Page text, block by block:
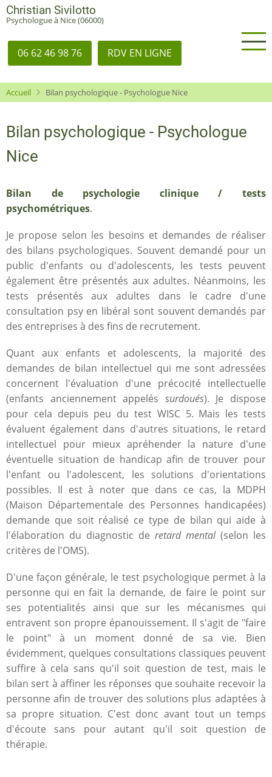
Aller
au
contenu
principal
Christian Sivilotto
Psychologue à Nice (06000)
06 62 46 98 76 RDV EN LIGNE
Accueil Bilan psychologique - Psychologue Nice
Bilan psychologique - Psychologue
Nice
Bilan de psychologie clinique / tests
psychométriques.
Je propose selon les besoins et demandes de réaliser
des bilans psychologiques. Souvent demandé pour un
public d'enfants ou d'adolescents, les tests peuvent
également être présentés aux adultes. Néanmoins, les
tests présentés aux adultes dans le cadre d'une
consultation psy en libéral sont souvent demandés par
des entreprises à des fins de recrutement.
Quant aux enfants et adolescents, la majorité des
demandes de bilan intellectuel qui me sont adressées
concernent l'évaluation d'une précocité intellectuelle
(enfants anciennement appelés surdoués). Je dispose
pour cela depuis peu du test WISC 5. Mais les tests
évaluent également dans d'autres situations, le retard
intellectuel pour mieux apréhender la nature d'une
éventuelle situation de handicap afin de trouver pour
l'enfant ou l'adolescent, les solutions d'orientations
possibles. Il est à noter que dans ce cas, la MDPH
(Maison Départementale des Personnes handicapées)
demande que soit réalisé ce type de bilan qui aide à
l'élaboration du diagnostic de retard mental (selon les
critères de l'OMS).
D'une façon générale, le test psychologique permet à la
personne qui en fait la demande, de faire le point sur
ses potentialités ainsi que sur les mécanismes qui
entravent son propre épanouissement. Il s'agit de "faire
le point" à un moment donné de sa vie. Bien
évidemment, quelques consultations classiques peuvent
suffire à cela sans qu'il soit question de test, mais le
bilan sert à affiner les réponses que souhaite recevoir la
personne afin de trouver des solutions plus adaptées à
sa propre situation. C'est donc avant tout un temps
d'écoute sans pour autant qu'il soit question de
thérapie.